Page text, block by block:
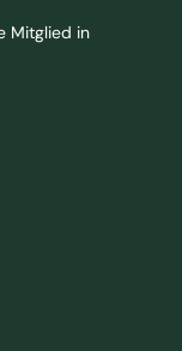
Mitglied in